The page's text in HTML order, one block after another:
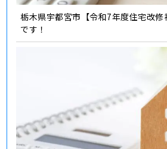
栃木県宇都宮市【令和7年度住宅改
です！